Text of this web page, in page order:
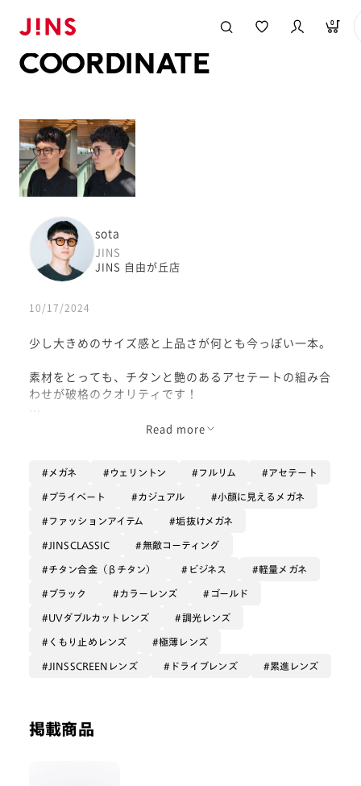
0
COORDINATE
sota
JINS
JINS 自由が丘店
10/17/2024
少し大きめのサイズ感と上品さが何とも今っぽい一本。
素材をとっても、チタンと艶のあるアセテートの組み合
わせが破格のクオリティです！
カラーレンズや調光レンズを入れてもカッコ良さそ
是非お試しください！
Read more
メガネ ウェリントン フルリム アセテート
プライベート カジュアル 小顔に見えるメガネ
ファッションアイテム 垢抜けメガネ
JINSCLASSIC 無敵コーティング
チタン合金（βチタン） ビジネス 軽量メガネ
ブラック カラーレンズ ゴールド
UVダブルカットレンズ 調光レンズ
くもり止めレンズ 極薄レンズ
JINSSCREENレンズ ドライブレンズ 累進レンズ
掲載商品